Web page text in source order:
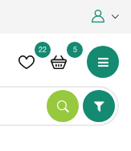
22 5